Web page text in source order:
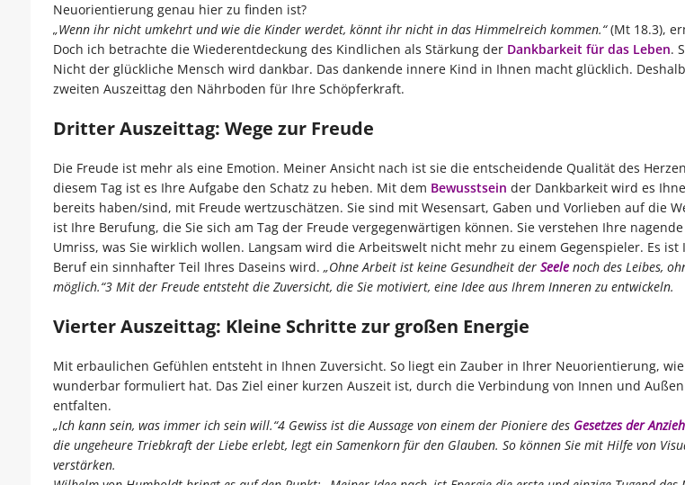
Neuorientierung genau hier zu finden ist?
„Wenn ihr nicht umkehrt und wie die Kinder werdet, könnt ihr nicht in das Himmelreich kommen.“(Mt 18.3),
Doch ich betrachte die Wiederentdeckung des Kindlichen als Stärkung der Dankbarkeit für das Leben.
Nicht der glückliche Mensch wird dankbar. Das dankende innere Kind in Ihnen macht glücklich.
zweiten Auszeittag den Nährboden für Ihre Schöpferkraft.
Dritter Auszeittag: Wege zur Freude
Die Freude ist mehr als eine Emotion. Meiner Ansicht nach ist sie die entscheidende Qualität des
diesem Tag ist es Ihre Aufgabe den Schatz zu heben. Mit dem Bewusstsein der Dankbarkeit wird es
bereits haben/sind, mit Freude wertzuschätzen. Sie sind mit Wesensart, Gaben und Vorlieben auf die
ist Ihre Berufung, die Sie sich am Tag der Freude vergegenwärtigen können. Sie verstehen Ihre
Umriss, was Sie wirklich wollen. Langsam wird die Arbeitswelt nicht mehr zu einem Gegenspieler. Es
Beruf ein sinnhafter Teil Ihres Daseins wird. „Ohne Arbeit ist keine Gesundheit der Seelenoch des Leibes,
möglich.“3 Mit der Freude entsteht die Zuversicht, die Sie motiviert, eine Idee aus Ihrem Inneren zu entwickeln.
Vierter Auszeittag: Kleine Schritte zur großen Energie
Mit erbaulichen Gefühlen entsteht in Ihnen Zuversicht. So liegt ein Zauber in Ihrer Neuorientierung,
wunderbar formuliert hat. Das Ziel einer kurzen Auszeit ist, durch die Verbindung von Innen und
entfalten.
„Ich kann sein, was immer ich sein will.“4 Gewiss ist die Aussage von einem der Pioniere des Gesetzes der
die ungeheure Triebkraft der Liebe erlebt, legt ein Samenkorn für den Glauben. So können Sie mit Hilfe von
verstärken.